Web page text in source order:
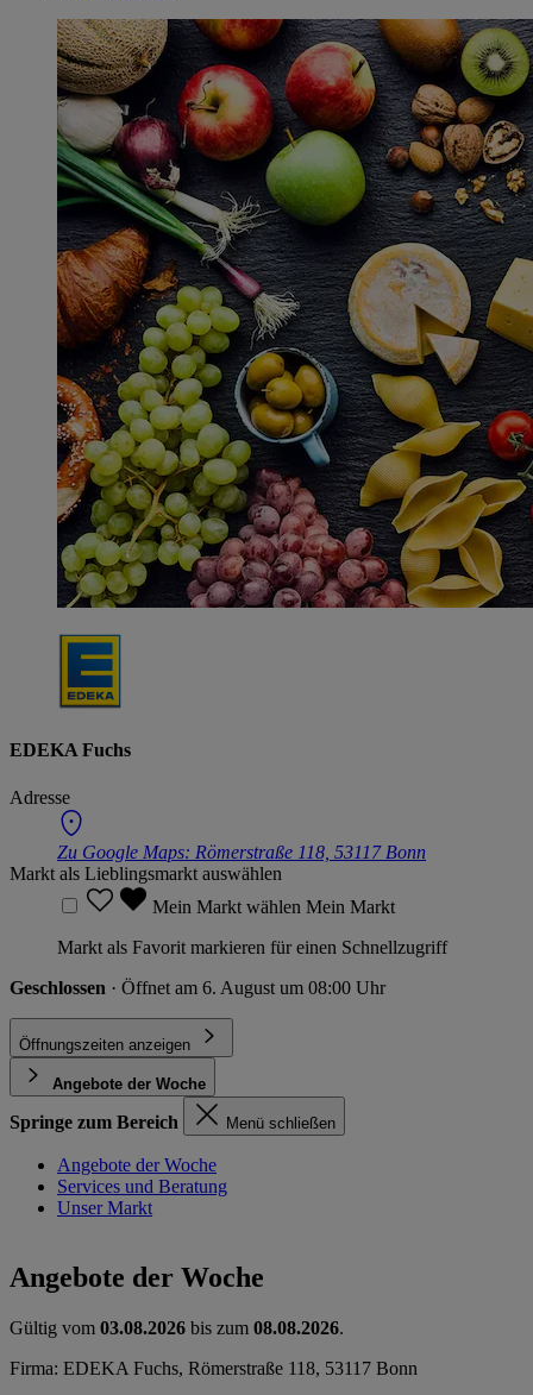
EDEKA Fuchs
Adresse
Zu Google Maps: Römerstraße 118, 53117 Bonn
Markt als Lieblingsmarkt auswählen
Mein Markt wählen Mein Markt
Markt als Favorit markieren für einen Schnellzugriff
Geschlossen · Öffnet am 6. August um 08:00 Uhr
Öffnungszeiten anzeigen
Angebote der Woche
Springe zum Bereich Menü schließen
Angebote der Woche
Services und Beratung
Unser Markt
Angebote der Woche
Gültig vom 03.08.2026 bis zum 08.08.2026.
Firma: EDEKA Fuchs, Römerstraße 118, 53117 Bonn